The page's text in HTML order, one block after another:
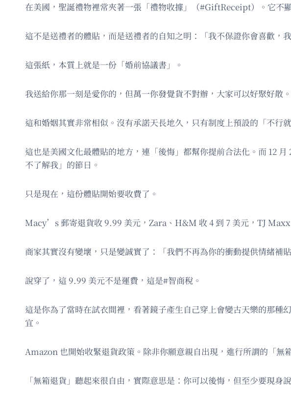
在美國，聖誕禮物裡常夾著一張「禮物收據」（#GiftReceipt）。它不
這不是送禮者的體貼，而是送禮者的自知之明：「我不保證你會喜歡，
這張紙，本質上就是一份「婚前協議書」。
我送給你那一刻是愛你的，但萬一你發覺貨不對辦，大家可以好聚好散
這和婚姻其實非常相似。沒有承諾天長地久，只有制度上預設的「不行
這也是美國文化最體貼的地方，連「後悔」都幫你提前合法化。而 12
不了解我」的節日。
只是現在，這份體貼開始要收費了。
Macy’s 郵寄退貨收 9.99 美元，Zara、H&M 收 4 到 7 美元，TJ
商家其實沒有變壞，只是變誠實了：「我們不再為你的衝動提供情緒補貼
說穿了，這 9.99 美元不是運費，這是#智商稅。
這是你為了當時在試衣間裡，看著鏡子產生自己穿上會變古天樂的那
宜。
Amazon 也開始收緊退貨政策。除非你願意親自出現，進行所謂的「無
「無箱退貨」聽起來很自由，實際意思是：你可以後悔，但至少要現身